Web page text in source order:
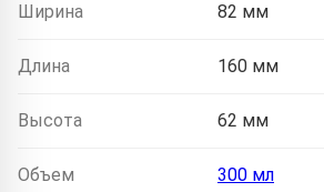
Ширина 82 мм
Длина 160 мм
Высота 62 мм
Объем 300 мл